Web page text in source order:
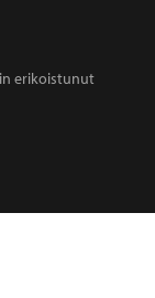
erikoistunut